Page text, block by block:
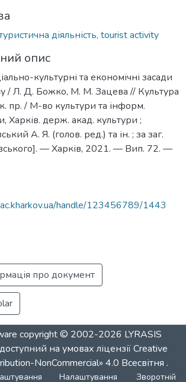
діяльність, tourist activity
опис
культурні та економічні засади
/ Л. Д. Божко, М. М. Зацева // Культура
пр. / М-во культури та інформ.
Харків. держ. акад. культури ;
А. Я. (голов. ред.) та ін. ; за заг.
— Харків, 2021. — Вип. 72. —
handle/123456789/1443
про документ
copyright © 2002-2026 LYRASIS
на умовах ліцензіїCreative
NonCommercial» 4.0 Всесвітня .
Налаштування Зворотній